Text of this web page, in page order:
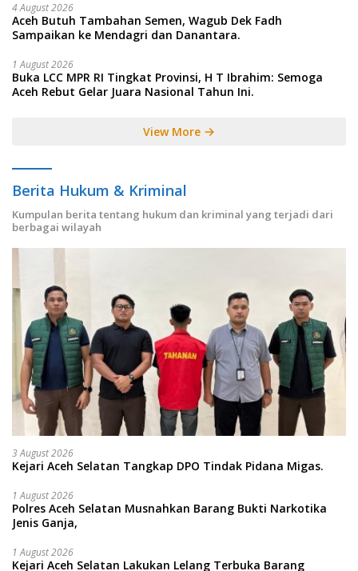
4 August 2026
Aceh Butuh Tambahan Semen, Wagub Dek Fadh
Sampaikan ke Mendagri dan Danantara.
1 August 2026
Buka LCC MPR RI Tingkat Provinsi, H T Ibrahim: Semoga
Aceh Rebut Gelar Juara Nasional Tahun Ini.
View More
Berita Hukum & Kriminal
Kumpulan berita tentang hukum dan kriminal yang terjadi dari
berbagai wilayah
3 August 2026
Kejari Aceh Selatan Tangkap DPO Tindak Pidana Migas.
1 August 2026
Polres Aceh Selatan Musnahkan Barang Bukti Narkotika
Jenis Ganja,
1 August 2026
Kejari Aceh Selatan Lakukan Lelang Terbuka Barang